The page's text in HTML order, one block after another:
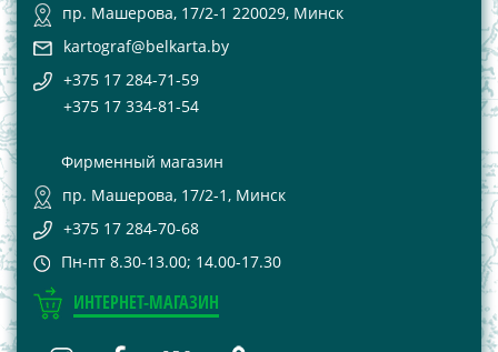
пр. Машерова, 17/2-1 220029, Минск
kartograf@belkarta.by
+375 17 284-71-59
+375 17 334-81-54
Фирменный магазин
пр. Машерова, 17/2-1, Минск
+375 17 284-70-68
Пн-пт 8.30-13.00; 14.00-17.30
ИНТЕРНЕТ-МАГАЗИН